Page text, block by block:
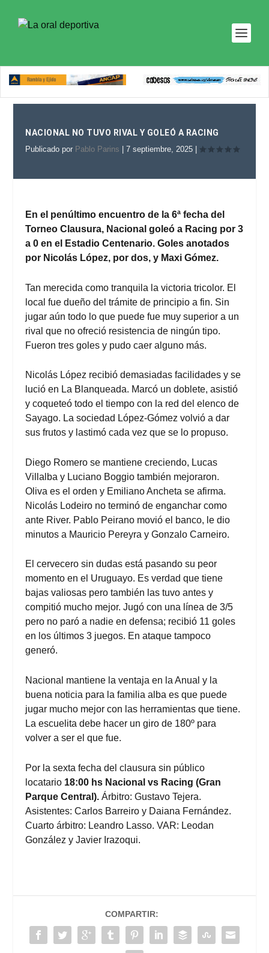
NACIONAL NO TUVO RIVAL Y GOLEÓ A RACING
Publicado por Pablo Parins |7 septiembre, 2025
En el penúltimo encuentro de la 6ª fecha del
Torneo Clausura, Nacional goleó a Racing por 3
a 0 en el Estadio Centenario. Goles anotados
por Nicolás López, por dos, y Maxi Gómez.
Tan merecida como tranquila la victoria tricolor. El
local fue dueño del trámite de principio a fin. Sin
jugar aún todo lo que puede fue muy superior a un
rival que no ofreció resistencia de ningún tipo.
Fueron tres goles y pudo caer alguno más.
Nicolás López recibió demasiadas facilidades y se
lució en La Blanqueada. Marcó un doblete, asistió
y coqueteó todo el tiempo con la red del elenco de
Sayago. La sociedad López-Gómez volvió a dar
sus frutos y lastimó cada vez que se lo propuso.
Diego Romero se mantiene creciendo, Lucas
Villalba y Luciano Boggio también mejoraron.
Oliva es el orden y Emiliano Ancheta se afirma.
Nicolás Lodeiro no terminó de enganchar como
ante River. Pablo Peirano movió el banco, le dio
minutos a Mauricio Pereyra y Gonzalo Carneiro.
El cervecero sin dudas está pasando su peor
momento en el Uruguayo. Es verdad que tiene
bajas valiosas pero también las tuvo antes y
compitió mucho mejor. Jugó con una línea de 3/5
pero no paró a nadie en defensa; recibió 11 goles
en los últimos 3 juegos. En ataque tampoco
generó.
Nacional mantiene la ventaja en la Anual y la
buena noticia para la familia alba es que puede
jugar mucho mejor con las herramientas que tiene.
La escuelita debe hacer un giro de 180º para
volver a ser el que fue.
Por la sexta fecha del clausurasin público
locatario 18:00 hs Nacional vs Racing (Gran
Parque Central).Árbitro: Gustavo Tejera.
Asistentes: Carlos Barreiro y Daiana Fernández.
Cuarto árbitro: Leandro Lasso. VAR: Leodan
González y Javier Irazoqui.
COMPARTIR: